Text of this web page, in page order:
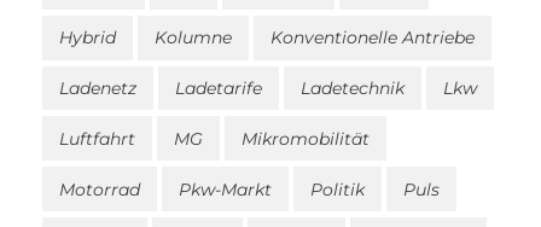
Hybrid Kolumne Konventionelle Antriebe
Ladenetz Ladetarife Ladetechnik Lkw
Luftfahrt MG Mikromobilität
Motorrad Pkw-Markt Politik Puls